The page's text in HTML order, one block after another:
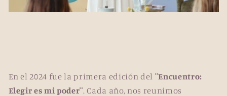
En el 2024 fue la primera edición del ¨Encuentro:
Elegir es mi poder¨. Cada año, nos reunimos